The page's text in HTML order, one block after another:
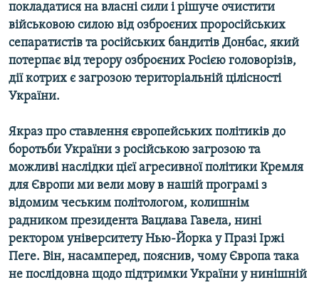
покладатися на власні сили і рішуче очистити
військовою силою від озброєних проросійських
сепаратистів та російських бандитів Донбас, який
потерпає від терору озброєних Росією головорізів,
дії котрих є загрозою територіальній цілісності
України.
Якраз про ставлення європейських політиків до
боротьби України з російською загрозою та
можливі наслідки цієї агресивної політики Кремля
для Європи ми вели мову в нашій програмі з
відомим чеським політологом, колишнім
радником президента Вацлава Гавела, нині
ректором університету Нью-Йорка у Празі Іржі
Пеге. Він, насамперед, пояснив, чому Європа така
не послідовна щодо підтримки України у нинішній